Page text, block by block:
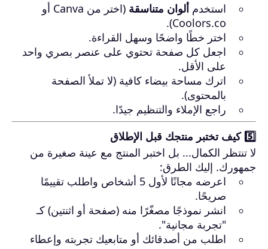
استخدم ألوان متناسقة
(اختر من Canva أو
Coolors.co).
اختر خطًا واضحًا وسهل القراءة.
اجعل كل صفحة تحتوي على عنصر بصري واحد
على الأقل.
اترك مساحة بيضاء كافية (لا تملأ الصفحة
بالمحتوى).
راجع الإملاء والتنظيم جيدًا.
5️⃣ كيف تختبر منتجك قبل الإطلاق
لا تنتظر الكمال... بل اختبر المنتج مع عينة صغيرة من
جمهورك. إليك الطرق:
اعرضه مجانًا لأول 5 أشخاص واطلب تقييمًا
صريحًا.
انشر نموذجًا مصغّرًا منه (صفحة أو اثنتين) كـ
"تجربة مجانية".
اطلب من أصدقائك أو متابعيك تجربته وإعطاء